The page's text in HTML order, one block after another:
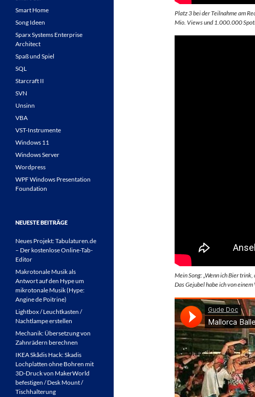
Platz 3 bei der Teilnahme am
Mio. Views und 1.000.000
Mein Song: „Wenn ich Bier
Das Gejubel habe ich von
Smart Home
Song Ideen
Sparx Systems Enterprise
Architect
Spaß und Spiel
SQL
Starcraft II
SVN
Unsinn
VBA
VST-Instrumente
Windows 11
Windows Server
Wordpress
WPF Windows Presentation
Foundation
NEUESTE BEITRÄGE
Neues Projekt: Tabulaturen.de
– Der kostenlose Online-Tab-
Editor
Makrotonale Musik als
Antwort auf den Hype um
mikrotonale Musik (Hype:
Angine de Poitrine)
Lightbox / Leuchtkasten /
Nachtlampe erstellen
Mechanik: Übersetzung von
Zahnrädern berechnen
IKEA Skådis Hack: Skadis
Lochplatten ohne Bohren mit
3D-Druck von MakerWorld
befestigen / Desk Mount /
Tischhalterung